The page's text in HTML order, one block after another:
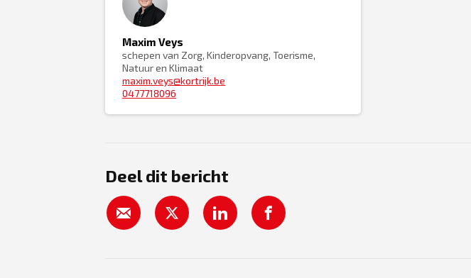
Maxim Veys
schepen van Zorg, Kinderopvang, Toerisme,
Natuur en Klimaat
maxim.veys@kortrijk.be
0477718096
Deel dit bericht